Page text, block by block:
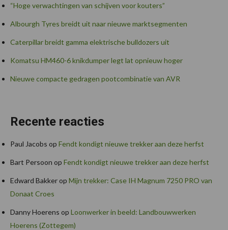
“Hoge verwachtingen van schijven voor kouters”
Albourgh Tyres breidt uit naar nieuwe marktsegmenten
Caterpillar breidt gamma elektrische bulldozers uit
Komatsu HM460-6 knikdumper legt lat opnieuw hoger
Nieuwe compacte gedragen pootcombinatie van AVR
Recente reacties
Paul Jacobs op Fendt kondigt nieuwe trekker aan deze herfst
Bart Persoon op Fendt kondigt nieuwe trekker aan deze herfst
Edward Bakkerop Mijn trekker: Case IH Magnum 7250 PRO van
Donaat Croes
Danny Hoerens op Loonwerker in beeld: Landbouwwerken
Hoerens (Zottegem)